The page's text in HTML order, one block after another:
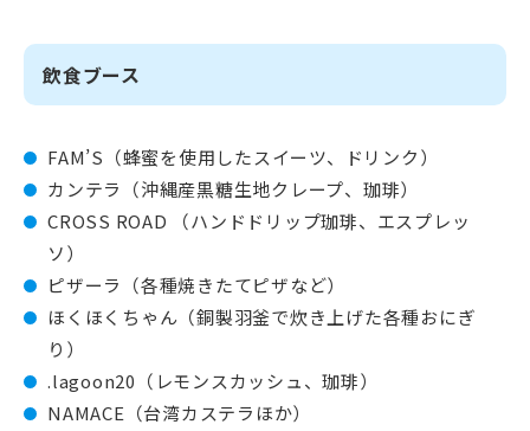
飲食ブース
FAM’S（蜂蜜を使用したスイーツ、ドリンク）
カンテラ（沖縄産黒糖生地クレープ、珈琲）
CROSS ROAD （ハンドドリップ珈琲、エスプレッ
ソ）
ピザーラ（各種焼きたてピザなど）
ほくほくちゃん（銅製羽釜で炊き上げた各種おにぎ
り）
.lagoon20（レモンスカッシュ、珈琲）
NAMACE（台湾カステラほか）